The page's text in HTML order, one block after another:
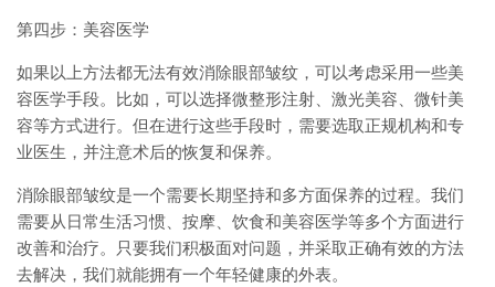
第四步：美容医学
如果以上方法都无法有效消除眼部皱纹，可以考虑采用一些美
容医学手段。比如，可以选择微整形注射、激光美容、微针美
容等方式进行。但在进行这些手段时，需要选取正规机构和专
业医生，并注意术后的恢复和保养。
消除眼部皱纹是一个需要长期坚持和多方面保养的过程。我们
需要从日常生活习惯、按摩、饮食和美容医学等多个方面进行
改善和治疗。只要我们积极面对问题，并采取正确有效的方法
去解决，我们就能拥有一个年轻健康的外表。